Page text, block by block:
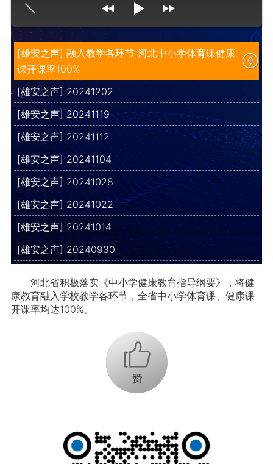
[雄安之声] 融入教学各环节 河北中小学体育课健康
课开课率100%
[雄安之声] 20241202
[雄安之声] 20241119
[雄安之声] 20241112
[雄安之声] 20241104
[雄安之声] 20241028
[雄安之声] 20241022
[雄安之声] 20241014
[雄安之声] 20240930
河北省积极落实《中小学健康教育指导纲要》，将健
康教育融入学校教学各环节，全省中小学体育课、健康课
开课率均达100%。
+1